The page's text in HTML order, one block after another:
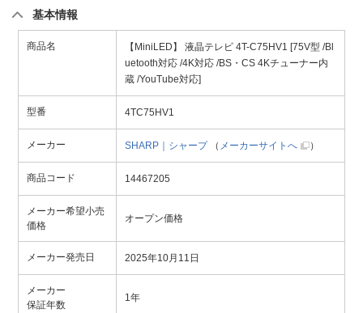
基本情報
商品名
【MiniLED】 液晶テレビ 4T-C75HV1 [75V型 /Bl
uetooth対応 /4K対応 /BS・CS 4Kチューナー内
蔵 /YouTube対応]
型番 4TC75HV1
メーカー SHARP｜シャープ（ メーカーサイトへ ）
商品コード 14467205
メーカー希望小売
価格
オープン価格
メーカー発売日 2025年10月11日
メーカー
保証年数
1年